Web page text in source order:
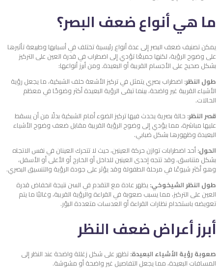
ما هي أنواع ضعف البصر؟
يمكن تصنيف ضعف البصر إلى عدة أنواع رئيسية تختلف في أسبابها وطبيعة تأثيرها
على وضوح الرؤية، لكنها جميعًا تؤدي إلى اضطراب في قدرة العين على التركيز
بشكل صحيح على الأجسام القريبة أو البعيدة. ومن أبرز أنواعها:
طول النظر: اضطراب بصري يتمثل في تركيز الأشعة خلف الشبكية، ما يجعل رؤية
الأشياء القريبة غير واضحة، بينما تبقى الرؤية البعيدة أكثر وضوحًا في معظم
الحالات.
قصر النظر: حالة بصرية يحدث فيها تركيز الضوء أمام الشبكية بدلًا من أن يسقط
عليها مباشرة، مما يؤدي إلى وضوح الرؤية القريبة مقابل ضعف وضوح الأشياء
البعيدة وظهورها بشكل ضبابي.
الحول:أحد اضطرابات توازن حركة العينين، حيث لا تتحرك العينان في نفس الاتجاه
بشكل متناسق، وقد تتجه إحدى العينين للداخل أو الخارج أو الأعلى أو الأسفل،
وهو أكثر شيوعًا في مرحلة الطفولة وقد يؤثر على جودة الرؤية والتنسيق البصري.
طول النظر الشيخوخي: يظهر عادة مع التقدم في السن نتيجة انخفاض قدرة
العين على التركيز، مما يسبب صعوبة في القراءة والرؤية القريبة، وغالبًا ما يتم
تعويضه باستخدام نظارات القراءة أو العدسات متعددة البؤر.
أبرز أعراض ضعف النظر
صعوبة رؤية الأشياء البعيدة:تظهر على شكل زغللة واضحة عند النظر إلى
المسافات البعيدة، مما يجعل التفاصيل غير واضحة أو مشوشة.